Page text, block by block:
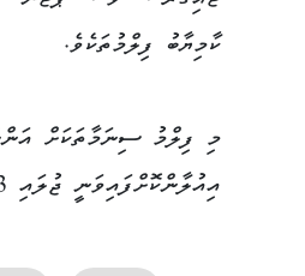
ކާމިޔާބު ފިލްމުތަކެވެ.
މި ފިލްމު ސިނަމާތަކަށް
އިއުލާންކޮށްފައިވަނީ ޖުލައި 3 ގައެވެ.